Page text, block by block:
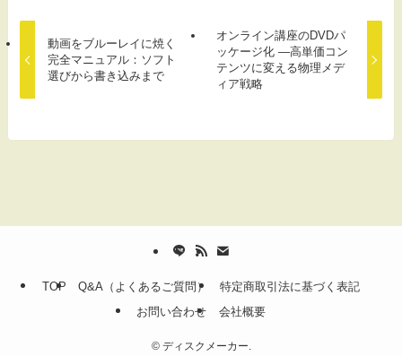
動画をブルーレイに焼く
完全マニュアル：ソフト
選びから書き込みまで
オンライン講座のDVDパ
ッケージ化 ―高単価コン
テンツに変える物理メデ
ィア戦略
TOP Q&A（よくあるご質問）
特定商取引法に基づく表記
お問い合わせ
会社概要
©ディスクメーカー.